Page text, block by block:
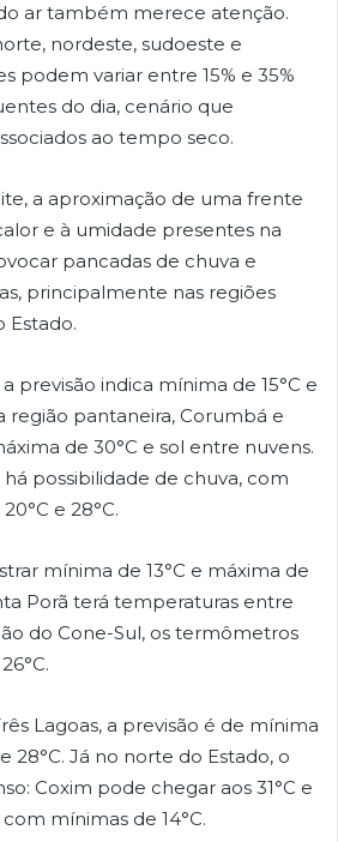
ar também merece atenção.
nordeste, sudoeste e
podem variar entre 15% e 35%
do dia, cenário que
ao tempo seco.
a aproximação de uma frente
e à umidade presentes na
pancadas de chuva e
principalmente nas regiões
Estado.
previsão indica mínima de 15°C e
região pantaneira, Corumbá e
de 30°C e sol entre nuvens.
possibilidade de chuva, com
e 28°C.
mínima de 13°C e máxima de
Porã terá temperaturas entre
do Cone-Sul, os termômetros
Lagoas, a previsão é de mínima
28°C. Já no norte do Estado, o
Coxim pode chegar aos 31°C e
mínimas de 14°C.